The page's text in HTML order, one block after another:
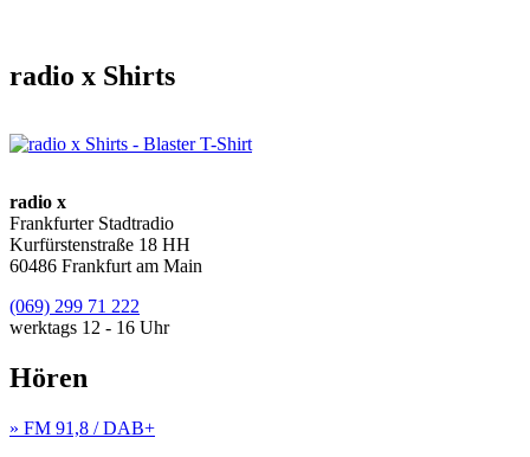
radio x Shirts
radio x
Frankfurter Stadtradio
Kurfürstenstraße 18 HH
60486 Frankfurt am Main
(069) 299 71 222
werktags 12 - 16 Uhr
Hören
» FM 91,8 / DAB+